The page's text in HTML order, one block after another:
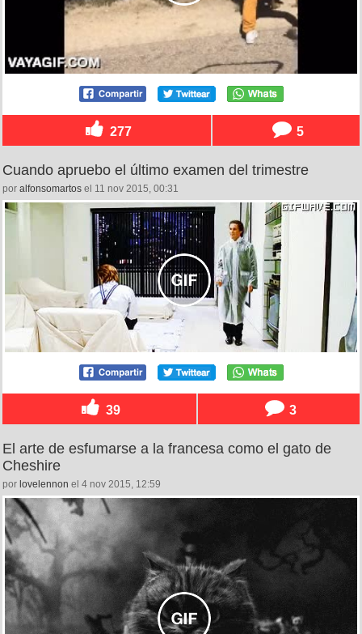
277 5
Cuando apruebo el último examen del trimestre
por alfonsomartos el 11 nov 2015, 00:31
39 3
El arte de esfumarse a la francesa como el gato de
Cheshire
por lovelennon el 4 nov 2015, 12:59